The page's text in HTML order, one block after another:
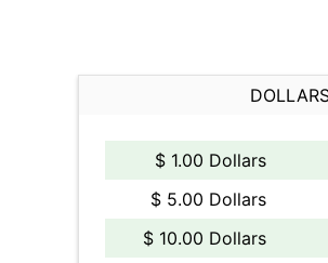
$ 1.00 Dollars
$ 5.00 Dollars
$ 10.00 Dollars